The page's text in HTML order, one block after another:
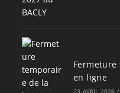
en ligne
23 AVRIL 2026 /